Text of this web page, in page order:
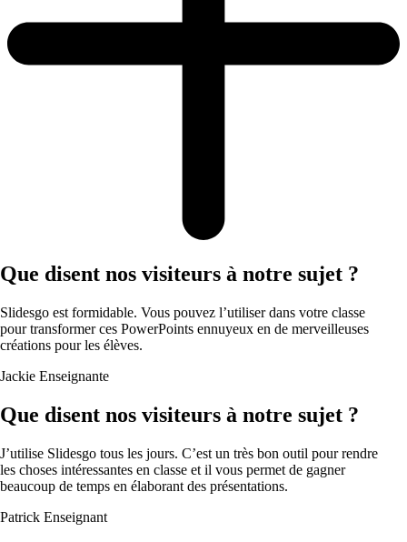
Que disent nos visiteurs à notre sujet ?
Slidesgo est formidable. Vous pouvez l’utiliser dans votre classe
pour transformer ces PowerPoints ennuyeux en de merveilleuses
créations pour les élèves.
Jackie Enseignante
Que disent nos visiteurs à notre sujet ?
J’utilise Slidesgo tous les jours. C’est un très bon outil pour rendre
les choses intéressantes en classe et il vous permet de gagner
beaucoup de temps en élaborant des présentations.
Patrick Enseignant